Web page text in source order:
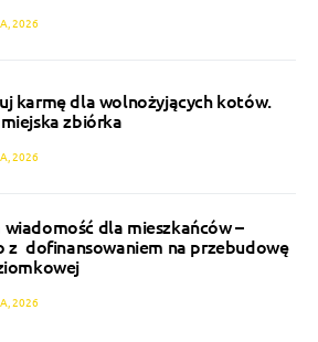
2026
karmę dla wolnożyjących kotów.
miejska zbiórka
2026
dla mieszkańców –
z dofinansowaniem na przebudowę
2026